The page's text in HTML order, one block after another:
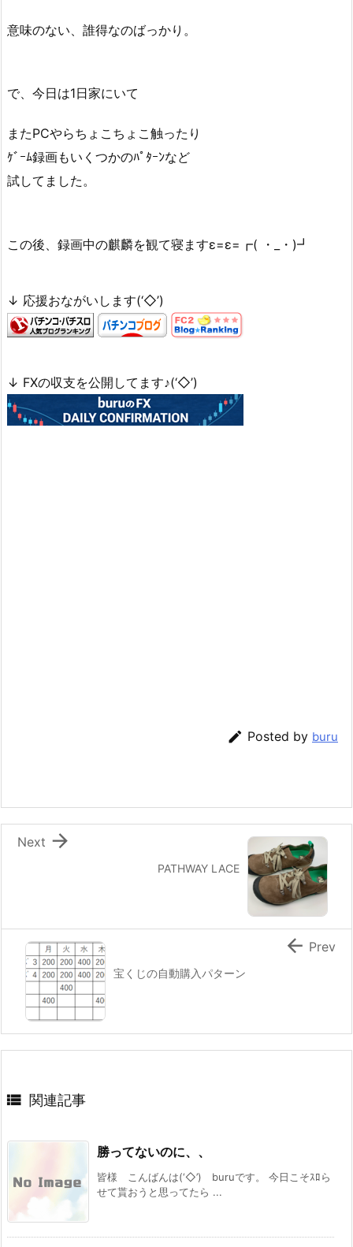
意味のない、誰得なのばっかり。
で、今日は1日家にいて
またPCやらちょこちょこ触ったり
ｹﾞｰﾑ録画もいくつかのﾊﾟﾀｰﾝなど
試してました。
この後、録画中の麒麟を観て寝ますε=ε=┏( ・_・)┛
↓ 応援おながいします(‘◇’)ゞ
↓ FXの収支を公開してます♪(‘◇’)ゞ
 Posted by buru
PATHWAY LACE

Next
宝くじの自動購入パターン
 Prev
 関連記事
勝ってないのに、、
皆様 こんばんは(‘◇’)ゞburuです。 今日こそｽﾛら
せて貰おうと思ってたら ...